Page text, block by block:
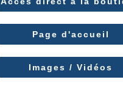
Page d'accueil
Images / Vidéos